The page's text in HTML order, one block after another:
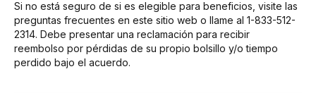
Si no está seguro de si es elegible para beneficios, visite las
preguntas frecuentes en este sitio web o llame al 1-833-512-
2314. Debe presentar una reclamación para recibir
reembolso por pérdidas de su propio bolsillo y/o tiempo
perdido bajo el acuerdo.